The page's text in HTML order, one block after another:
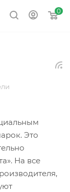
0
Это
На все